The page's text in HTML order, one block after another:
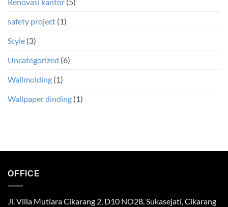
safety project (1)
Style (3)
Uncategorized (6)
Wallmolding (1)
Wallpaper dinding (1)
OFFICE
Jl. Villa Mutiara Cikarang 2, D10 NO28, Sukasejati, Cikarang